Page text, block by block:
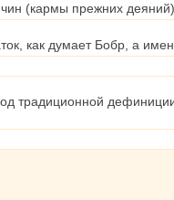
(кармы прежних деяний)
думает Бобр, а
традиционной